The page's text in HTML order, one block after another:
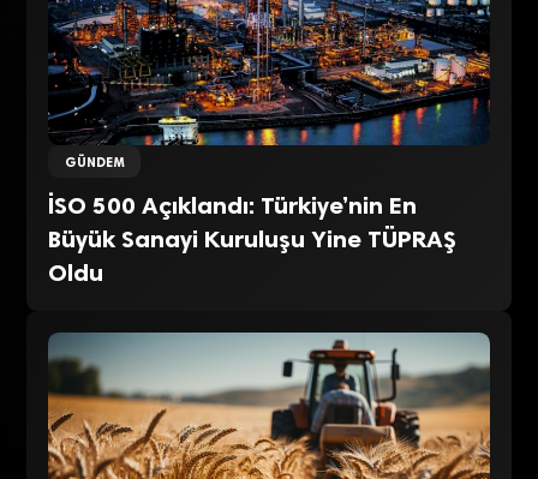
GÜNDEM
İSO 500 Açıklandı: Türkiye’nin En
Büyük Sanayi Kuruluşu Yine TÜPRAŞ
Oldu